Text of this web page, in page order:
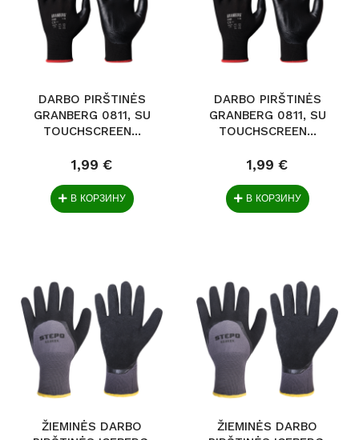
DARBO PIRŠTINĖS
GRANBERG 0811, SU
TOUCHSCREEN...
1,99 €
В КОРЗИНУ
DARBO PIRŠTINĖS
GRANBERG 0811, SU
TOUCHSCREEN...
1,99 €
В КОРЗИНУ
ŽIEMINĖS DARBO
ŽIEMINĖS DARBO